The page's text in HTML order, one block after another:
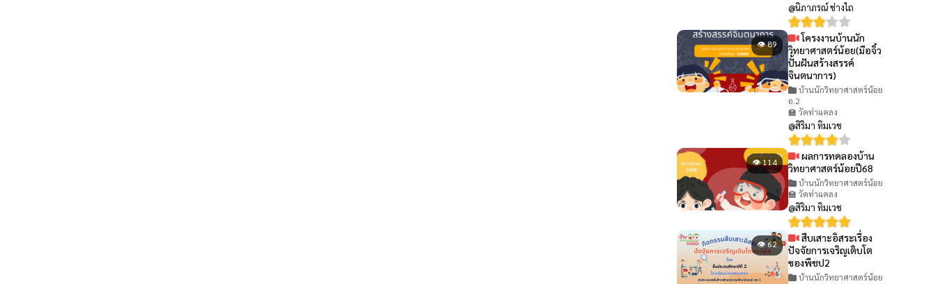
@นิภาภรณ์ ช่างไถ
👁 89
โครงงานบ้านนัก
วิทยาศาสตร์น้อย(มือจิ๋ว
ปั้นฝันสร้างสรรค์
จินตนาการ)
บ้านนักวิทยาศาสตร์น้อย
อ.2
🏫 วัดท่าแคลง
@สิริมา ทิมเวช
👁 114
ผลการทดลองบ้าน
วิทยาศาสตร์น้อยปี68
บ้านนักวิทยาศาสตร์น้อย
🏫 วัดท่าแคลง
@สิริมา ทิมเวช
👁 62
สืบเสาะอิสระเรื่อง
ปัจจัยการเจริญเติบโต
ของพืชป2
บ้านนักวิทยาศาสตร์น้อย